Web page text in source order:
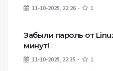
11-10-2025, 22:26 1
Забыли пароль от
минут!
11-10-2025, 22:35 1